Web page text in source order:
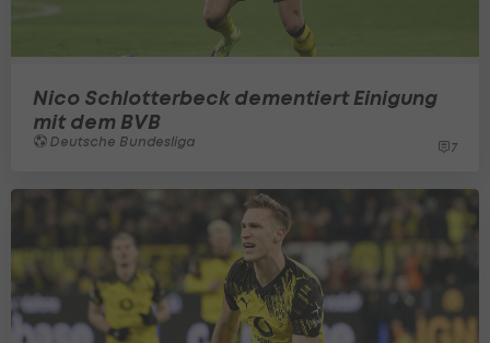
Nico Schlotterbeck dementiert Einigung
mit dem BVB
Deutsche Bundesliga 7